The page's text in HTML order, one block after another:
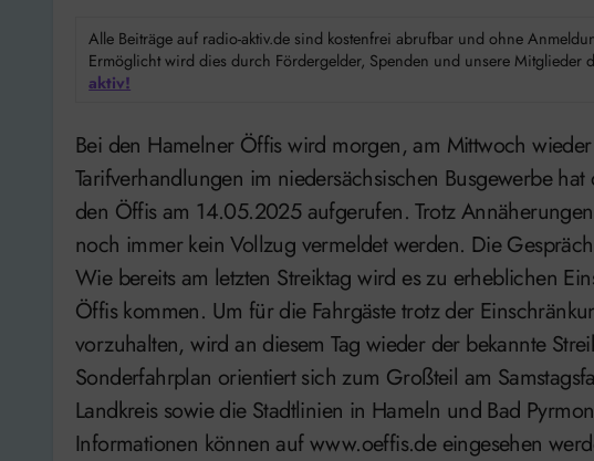
Alle Beiträge auf radio-aktiv.de sind kostenfrei abrufbar und ohne
Ermöglicht wird dies durch Fördergelder, Spenden und unsere Mitglieder
aktiv!
Bei den Hamelner Öffis wird morgen, am Mittwoch wieder gestreikt. Im Rahmen der laufenden
Tarifverhandlungen im niedersächsischen Busgewerbe
den Öffis am 14.05.2025 aufgerufen. Trotz
noch immer kein Vollzug vermeldet werden. Die
Wie bereits am letzten Streiktag wird es zu erheblichen
Öffis kommen. Um für die Fahrgäste trotz der
vorzuhalten, wird an diesem Tag wieder der bekannte
Sonderfahrplan orientiert sich zum Großteil am
Landkreis sowie die Stadtlinien in Hameln und Bad
Informationen können auf www.oeffis.de eingesehen